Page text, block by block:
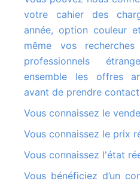
votre cahier des
année, option couleur
même vos
professionnels
ensemble les offres
avant de prendre
Vous connaissez le
Vous connaissez le prix
Vous connaissez l'état
Vous bénéficiez d’un contrat en direct avec le